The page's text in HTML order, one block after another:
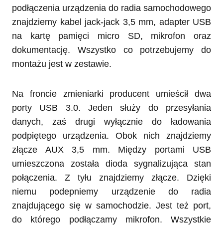
podłączenia urządzenia do radia samochodowego
znajdziemy kabel jack-jack 3,5 mm, adapter USB
na kartę pamięci micro SD, mikrofon oraz
dokumentację. Wszystko co potrzebujemy do
montażu jest w zestawie.
Na froncie zmieniarki producent umieścił dwa
porty USB 3.0. Jeden służy do przesyłania
danych, zaś drugi wyłącznie do ładowania
podpiętego urządzenia. Obok nich znajdziemy
złącze AUX 3,5 mm. Między portami USB
umieszczona została dioda sygnalizująca stan
połączenia. Z tyłu znajdziemy złącze. Dzięki
niemu podepniemy urządzenie do radia
znajdującego się w samochodzie. Jest też port,
do którego podłączamy mikrofon. Wszystkie